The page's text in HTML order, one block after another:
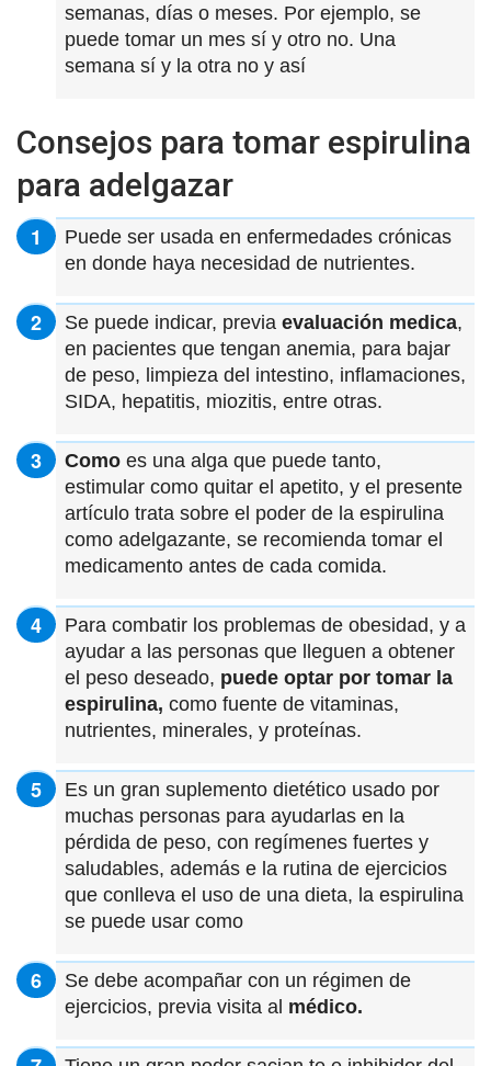
semanas, días o meses. Por ejemplo, se
puede tomar un mes sí y otro no. Una
semana sí y la otra no y así
Consejos para tomar espirulina
para adelgazar
Puede ser usada en enfermedades crónicas
en donde haya necesidad de nutrientes.
Se puede indicar, previa evaluación medica,
en pacientes que tengan anemia, para bajar
de peso, limpieza del intestino, inflamaciones,
SIDA, hepatitis, miozitis, entre otras.
Como es una alga que puede tanto,
estimular como quitar el apetito, y el presente
artículo trata sobre el poder de la espirulina
como adelgazante, se recomienda tomar el
medicamento antes de cada comida.
Para combatir los problemas de obesidad, y a
ayudar a las personas que lleguen a obtener
el peso deseado, puede optar por tomar la
espirulina, como fuente de vitaminas,
nutrientes, minerales, y proteínas.
Es un gran suplemento dietético usado por
muchas personas para ayudarlas en la
pérdida de peso, con regímenes fuertes y
saludables, además e la rutina de ejercicios
que conlleva el uso de una dieta, la espirulina
se puede usar como
Se debe acompañar con un régimen de
ejercicios, previa visita al médico.